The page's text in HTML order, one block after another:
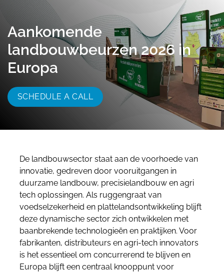
info@beursstand.nl
Aankomende
landbouwbeurzen 2026 in
Europa
SCHEDULE A CALL
De landbouwsector staat aan de voorhoede van
innovatie, gedreven door vooruitgangen in
duurzame landbouw, precisielandbouw en agri
tech oplossingen. Als ruggengraat van
voedselzekerheid en plattelandsontwikkeling blijft
deze dynamische sector zich ontwikkelen met
baanbrekende technologieën en praktijken. Voor
fabrikanten, distributeurs en agri-tech innovators
is het essentieel om concurrerend te blijven en
Europa blijft een centraal knooppunt voor